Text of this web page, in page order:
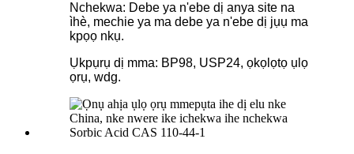
Nchekwa: Debe ya n'ebe dị anya site na
ìhè, mechie ya ma debe ya n'ebe dị jụụ ma
kpọọ nkụ.
Ụkpụrụ dị mma: BP98, USP24, ọkọlọtọ ụlọ
ọrụ, wdg.